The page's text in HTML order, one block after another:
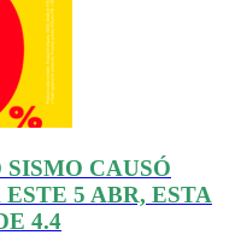
SISMO CAUSÓ
5 ABR, ESTA
4.4